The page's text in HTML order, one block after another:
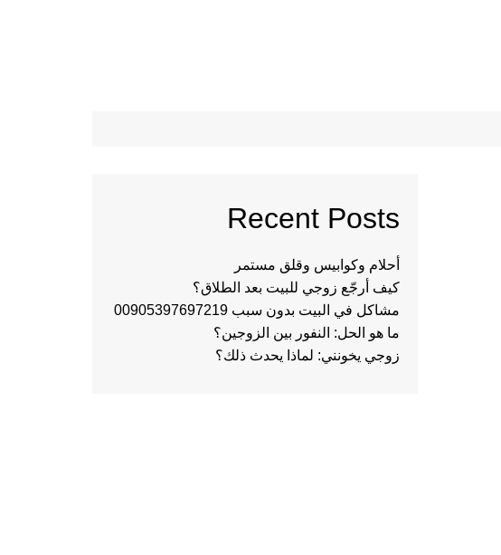
Recent Posts
أحلام وكوابيس وقلق مستمر
كيف أرجّع زوجي للبيت بعد الطلاق؟
مشاكل في البيت بدون سبب 00905397697219
ما هو الحل: النفور بين الزوجين؟
زوجي يخونني: لماذا يحدث ذلك؟